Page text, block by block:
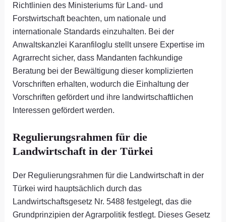
Richtlinien des Ministeriums für Land- und
Forstwirtschaft beachten, um nationale und
internationale Standards einzuhalten. Bei der
Anwaltskanzlei Karanfiloglu stellt unsere Expertise im
Agrarrecht sicher, dass Mandanten fachkundige
Beratung bei der Bewältigung dieser komplizierten
Vorschriften erhalten, wodurch die Einhaltung der
Vorschriften gefördert und ihre landwirtschaftlichen
Interessen gefördert werden.
Regulierungsrahmen für die
Landwirtschaft in der Türkei
Der Regulierungsrahmen für die Landwirtschaft in der
Türkei wird hauptsächlich durch das
Landwirtschaftsgesetz Nr. 5488 festgelegt, das die
Grundprinzipien der Agrarpolitik festlegt. Dieses Gesetz